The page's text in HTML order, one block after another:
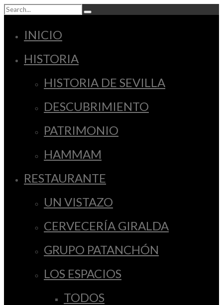
INICIO
HISTORIA
HISTORIA DE SEVILLA
DESCUBRIMIENTO
PATRIMONIO
HAMMAM
RESTAURANTE
UN VISTAZO
CERVECERÍA GIRALDA
GRUPO PATANCHÓN
LOS ESPACIOS
TODOS